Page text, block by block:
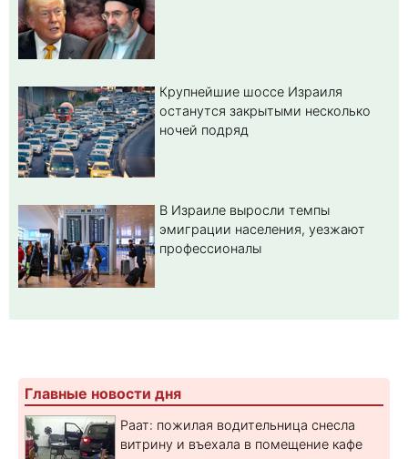
Крупнейшие шоссе Израиля
останутся закрытыми несколько
ночей подряд
В Израиле выросли темпы
эмиграции населения, уезжают
профессионалы
Главные новости дня
Раат: пожилая водительница снесла
витрину и въехала в помещение кафе